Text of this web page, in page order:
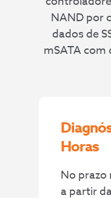
NAND por
dados de
mSATA
Horas
No prazo
a partir